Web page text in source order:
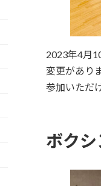
2023年4月
変更があり
参加いただ
ボクシ